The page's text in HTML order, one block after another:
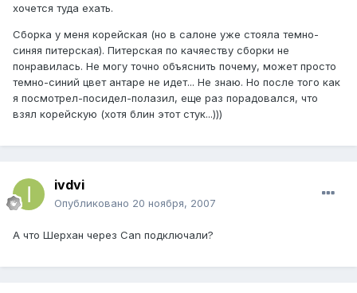
хочется туда ехать.
Сборка у меня корейская (но в салоне уже стояла темно-
синяя питерская). Питерская по качяеству сборки не
понравилась. Не могу точно объяснить почему, может просто
темно-синий цвет антаре не идет... Не знаю. Но после того как
я посмотрел-посидел-полазил, еще раз порадовался, что
взял корейскую (хотя блин этот стук...)))
ivdvi
Опубликовано 20 ноября, 2007
А что Шерхан через Саn подключали?